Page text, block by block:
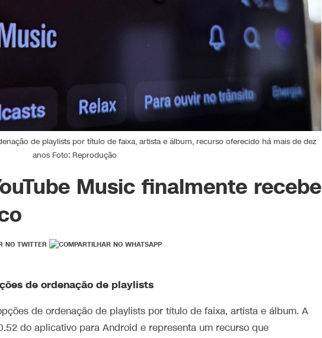
de playlists por título de faixa, artista e álbum, recurso oferecido há mais de dez
anos Foto: Reprodução
Music finalmente recebe
de ordenação de playlists
de ordenação de playlists por título de faixa, artista e álbum. A
do aplicativo para Android e representa um recurso que